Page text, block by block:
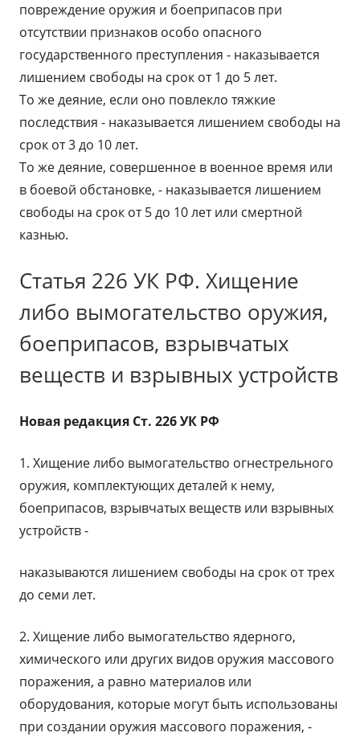
повреждение оружия и боеприпасов при
отсутствии признаков особо опасного
государственного преступления - наказывается
лишением свободы на срок от 1 до 5 лет.
То же деяние, если оно повлекло тяжкие
последствия - наказывается лишением свободы на
срок от 3 до 10 лет.
То же деяние, совершенное в военное время или
в боевой обстановке, - наказывается лишением
свободы на срок от 5 до 10 лет или смертной
казнью.
Статья 226 УК РФ. Хищение
либо вымогательство оружия,
боеприпасов, взрывчатых
веществ и взрывных устройств
Новая редакция Ст. 226 УК РФ
1. Хищение либо вымогательство огнестрельного
оружия, комплектующих деталей к нему,
боеприпасов, взрывчатых веществ или взрывных
устройств -
наказываются лишением свободы на срок от трех
до семи лет.
2. Хищение либо вымогательство ядерного,
химического или других видов оружия массового
поражения, а равно материалов или
оборудования, которые могут быть использованы
при создании оружия массового поражения, -